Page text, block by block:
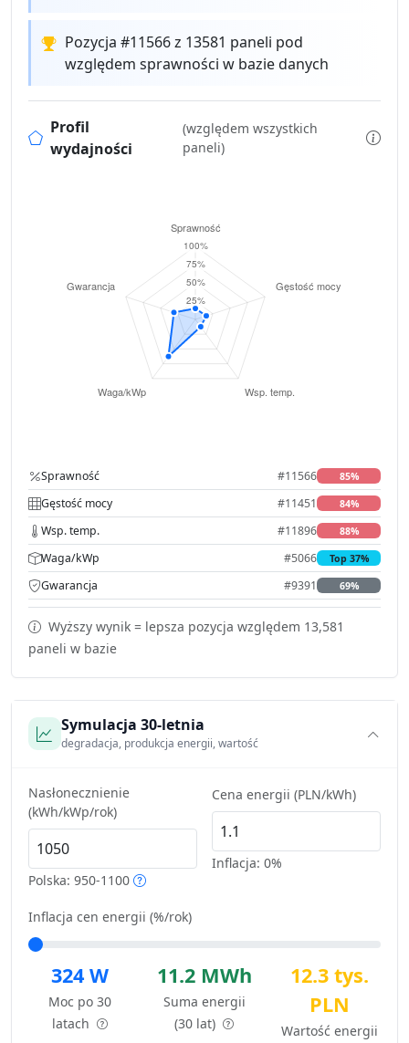
Pozycja #11566 z 13581 paneli pod
względem sprawności w bazie danych
Profil
wydajności
(względem wszystkich
paneli)
Sprawność #11566 85%
Gęstość mocy #11451 84%
Wsp. temp. #11896 88%
Waga/kWp #5066 Top 37%
Gwarancja #9391 69%
Wyższy wynik = lepsza pozycja względem 13,581
paneli w bazie
Symulacja 30-letnia
degradacja, produkcja energii, wartość
Nasłonecznienie
(kWh/kWp/rok)
Polska: 950-1100
Cena energii (PLN/kWh)
Inflacja: 0%
Inflacja cen energii (%/rok)
324 W
Moc po 30
latach
11.2 MWh
Suma energii
(30 lat)
12.3 tys.
PLN
Wartość energii